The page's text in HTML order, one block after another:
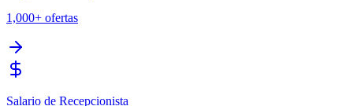
1,000+ ofertas
Salario de Recepcionista